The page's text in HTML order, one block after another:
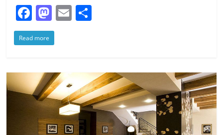
F
a
c
b
o
o
k
M
a
st
d
o
n
E
Read more